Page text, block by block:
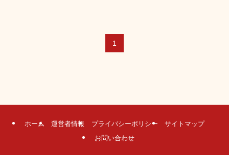
1
ホーム 運営者情報 プライバシーポリシー
サイトマップ
お問い合わせ